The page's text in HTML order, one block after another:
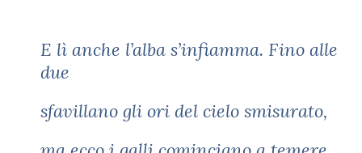
E lì anche l’alba s’infiamma. Fino alle
due
sfavillano gli ori del cielo smisurato,